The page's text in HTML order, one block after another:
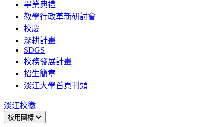
畢業典禮
教學行政革新研討會
校慶
深耕計畫
SDGS
校務發展計畫
招生簡章
淡江大學首頁刊頭
淡江校徽
校用圖樣